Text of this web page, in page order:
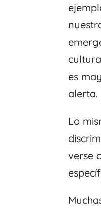
es
alerta.
Lo
verse